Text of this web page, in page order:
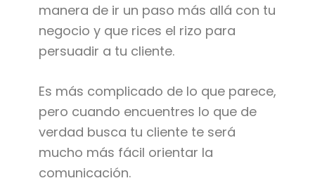
manera de ir un paso más allá con tu
negocio y que rices el rizo para
persuadir a tu cliente.
Es más complicado de lo que parece,
pero cuando encuentres lo que de
verdad busca tu cliente te será
mucho más fácil orientar la
comunicación.